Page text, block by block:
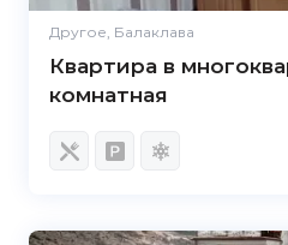
Другое, Балаклава
Квартира в
комнатная